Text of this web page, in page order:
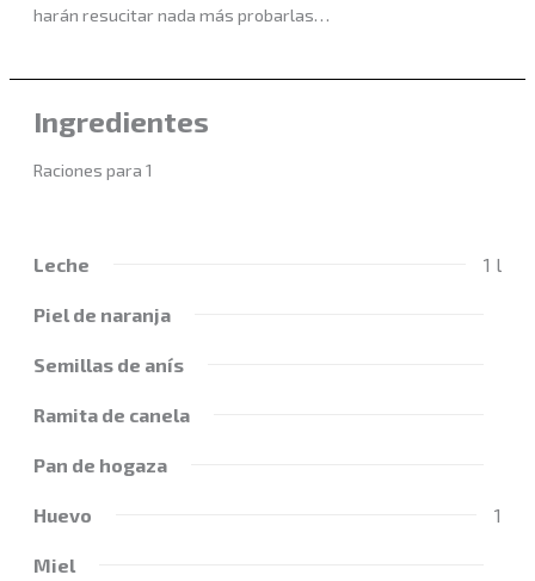
harán resucitar nada más probarlas…
Ingredientes
Raciones para 1
Leche 1 l
Piel de naranja
Semillas de anís
Ramita de canela
Pan de hogaza
Huevo 1
Miel